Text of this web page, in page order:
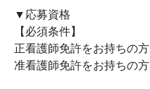
▼応募資格
【必須条件】
正看護師免許をお持ちの方
准看護師免許をお持ちの方